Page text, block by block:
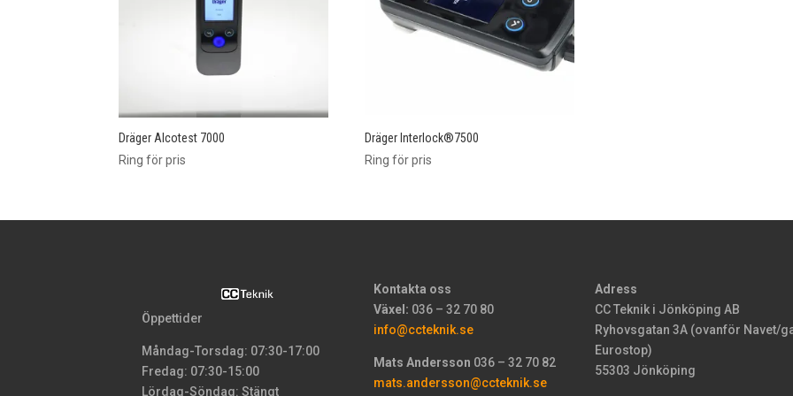
Dräger Alcotest 7000
Ring för pris
Dräger Interlock®7500
Ring för pris
Öppettider
Måndag-Torsdag: 07:30-17:00
Fredag: 07:30-15:00
Lördag-Söndag: Stängt
Kontakta oss
Växel: 036 – 32 70 80
info@ccteknik.se
Mats Andersson 036 – 32 70 82
mats.andersson@ccteknik.se
Adress
CC Teknik i Jönköping AB
Ryhovsgatan 3A (ovanför Navet/
Eurostop)
55303 Jönköping